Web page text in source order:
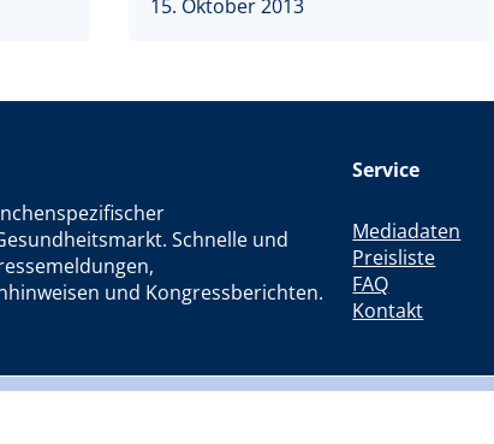
15. Oktober 2013
Schnelle und
und Kongressberichten.
Service
Mediadaten
Preisliste
FAQ
Kontakt